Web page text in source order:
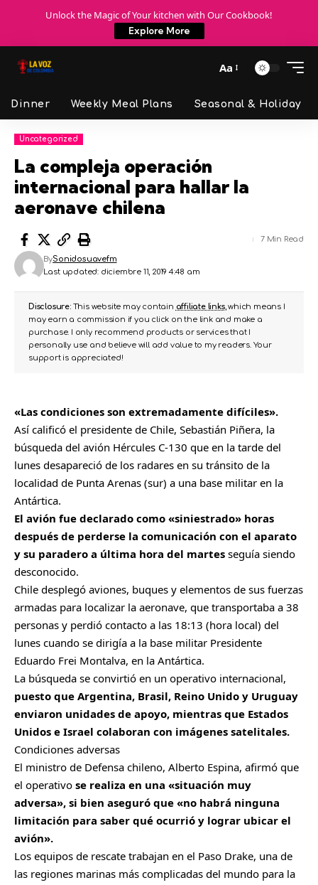
Unlock the Magic of Your kitchen with Our Cookbook!
Explore More
Aa
Dinner Weekly Meal Plans Seasonal & Holiday
Uncategorized
La compleja operación
internacional para hallar la
aeronave chilena
Last updated: diciembre 11, 2019 4:48 am
BySonidosuavefm
7 Min Read
Disclosure:This website may contain affiliate links, which means I
may earn a commission if you click on the link and make a
purchase. I only recommend products or services that I
personally use and believe will add value to my readers. Your
support is appreciated!
«Las condiciones son extremadamente difíciles».
Así calificó el presidente de Chile, Sebastián Piñera, la
búsqueda del avión Hércules C-130 que en la tarde del
lunes desapareció de los radares en su tránsito de la
localidad de Punta Arenas (sur) a una base militar en la
Antártica.
El avión fue declarado como «siniestrado» horas
después de perderse la comunicación con el aparato
y su paradero a última hora del martes seguía siendo
desconocido.
Chile desplegó aviones, buques y elementos de sus fuerzas
armadas para localizar la aeronave, que transportaba a 38
personas y perdió contacto a las 18:13 (hora local) del
lunes cuando se dirigía a la base militar Presidente
Eduardo Frei Montalva, en la Antártica.
La búsqueda se convirtió en un operativo internacional,
puesto que Argentina, Brasil, Reino Unido y Uruguay
enviaron unidades de apoyo, mientras que Estados
Unidos e Israel colaboran con imágenes satelitales.
Condiciones adversas
El ministro de Defensa chileno, Alberto Espina, afirmó que
el operativo se realiza en una «situación muy
adversa», si bien aseguró que «no habrá ninguna
limitación para saber qué ocurrió y lograr ubicar el
avión».
Los equipos de rescate trabajan en el Paso Drake, una de
las regiones marinas más complicadas del mundo para la